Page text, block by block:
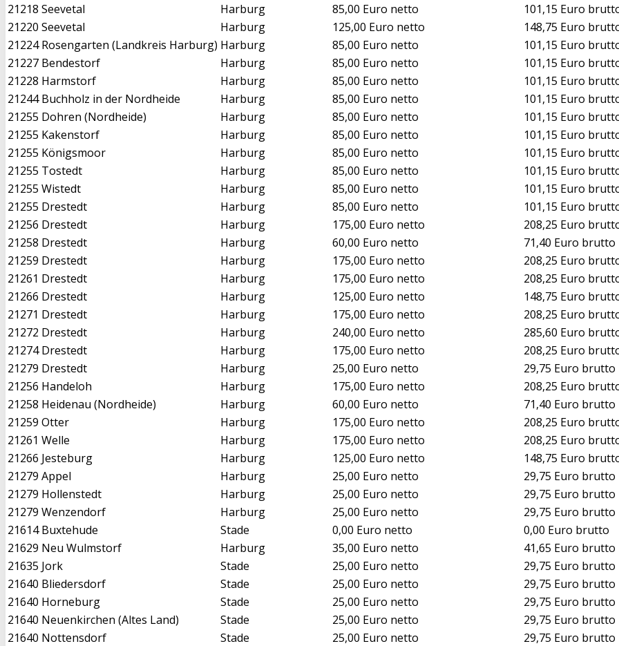
21218 Seevetal Harburg 85,00 Euro netto
101,15 Euro
21220 Seevetal Harburg 125,00 Euro netto
148,75 Euro
21224 Rosengarten (Landkreis Harburg) Harburg 85,00 Euro netto
101,15 Euro
21227 Bendestorf Harburg 85,00 Euro netto
101,15 Euro
21228 Harmstorf Harburg 85,00 Euro netto
101,15 Euro
21244 Buchholz in der Nordheide Harburg 85,00 Euro netto
101,15 Euro
21255 Dohren (Nordheide) Harburg 85,00 Euro netto
101,15 Euro
21255 Kakenstorf Harburg 85,00 Euro netto
101,15 Euro
21255 Königsmoor Harburg 85,00 Euro netto
101,15 Euro
21255 Tostedt Harburg 85,00 Euro netto
101,15 Euro
21255 Wistedt Harburg 85,00 Euro netto
101,15 Euro
21255 Drestedt Harburg 85,00 Euro netto
101,15 Euro
21256 Drestedt Harburg 175,00 Euro netto
208,25 Euro
21258 Drestedt Harburg 60,00 Euro netto
71,40 Euro brutto
21259 Drestedt Harburg 175,00 Euro netto
208,25 Euro
21261 Drestedt Harburg 175,00 Euro netto
208,25 Euro
21266 Drestedt Harburg 125,00 Euro netto
148,75 Euro
21271 Drestedt Harburg 175,00 Euro netto
208,25 Euro
21272 Drestedt Harburg 240,00 Euro netto
285,60 Euro
21274 Drestedt Harburg 175,00 Euro netto
208,25 Euro
21279 Drestedt Harburg 25,00 Euro netto
29,75 Euro brutto
21256 Handeloh Harburg 175,00 Euro netto
208,25 Euro
21258 Heidenau (Nordheide) Harburg 60,00 Euro netto
71,40 Euro brutto
21259 Otter Harburg 175,00 Euro netto
208,25 Euro
21261 Welle Harburg 175,00 Euro netto
208,25 Euro
21266 Jesteburg Harburg 125,00 Euro netto
148,75 Euro
21279 Appel Harburg 25,00 Euro netto
29,75 Euro brutto
21279 Hollenstedt Harburg 25,00 Euro netto
29,75 Euro brutto
21279 Wenzendorf Harburg 25,00 Euro netto
29,75 Euro brutto
21614 Buxtehude Stade 0,00 Euro netto
0,00 Euro brutto
21629 Neu Wulmstorf Harburg 35,00 Euro netto
41,65 Euro brutto
21635 Jork Stade 25,00 Euro netto
29,75 Euro brutto
21640 Bliedersdorf Stade 25,00 Euro netto
29,75 Euro brutto
21640 Horneburg Stade 25,00 Euro netto
29,75 Euro brutto
21640 Neuenkirchen (Altes Land) Stade 25,00 Euro netto
29,75 Euro brutto
21640 Nottensdorf Stade 25,00 Euro netto
29,75 Euro brutto